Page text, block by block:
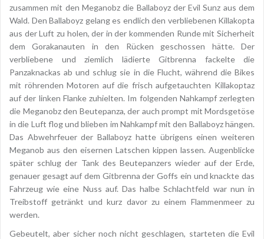
zusammen mit den Meganobz die Ballaboyz der Evil Sunz aus dem
Wald. Den Ballaboyz gelang es endlich den verbliebenen Killakopta
aus der Luft zu holen, der in der kommenden Runde mit Sicherheit
dem Gorakanauten in den Rücken geschossen hätte. Der
verbliebene und ziemlich lädierte Gitbrenna fackelte die
Panzaknackas ab und schlug sie in die Flucht, während die Bikes
mit röhrenden Motoren auf die frisch aufgetauchten Killakoptaz
auf der linken Flanke zuhielten. Im folgenden Nahkampf zerlegten
die Meganobz den Beutepanza, der auch prompt mit Mordsgetöse
in die Luft flog und blieben im Nahkampf mit den Ballaboyz hängen.
Das Abwehrfeuer der Ballaboyz hatte übrigens einen weiteren
Meganob aus den eisernen Latschen kippen lassen. Augenblicke
später schlug der Tank des Beutepanzers wieder auf der Erde,
genauer gesagt auf dem Gitbrenna der Goffs ein und knackte das
Fahrzeug wie eine Nuss auf. Das halbe Schlachtfeld war nun in
Treibstoff getränkt und kurz davor zu einem Flammenmeer zu
werden.
Gebeutelt, aber sicher noch nicht geschlagen, starteten die Evil